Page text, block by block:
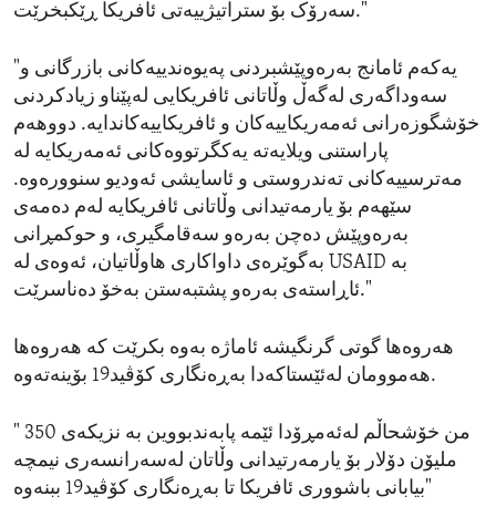
سەرۆک بۆ ستراتیژییەتی ئافریکا ڕێکبخرێت."
"یەکەم ئامانج بەرەوپێشبردنی پەیوەندییەکانی بازرگانی و
سەوداگەری لەگەڵ وڵاتانی ئافریکایی لەپێناو زیادکردنی
خۆشگوزەرانی ئەمەریکاییەکان و ئافریکاییەکاندایە. دووهەم
پاراستنی ویلایەتە یەکگرتووەکانی ئەمەریکایە لە
مەترسییەکانی تەندروستی و ئاسایشی ئەودیو سنوورەوە.
سێهەم بۆ یارمەتیدانی وڵاتانی ئافریکایە لەم دەمەی
بەرەوپێش دەچن بەرەو سەقامگیری، و حوکمڕانی
بەگوێرەی داواکاری هاوڵاتیان، ئەوەی لە USAID بە
ئاڕاستەی بەرەو پشتبەستن بەخۆ دەناسرێت."
هەروەها گوتی گرنگیشە ئاماژە بەوە بکرێت کە هەروەها
هەموومان لەئێستاکەدا بەڕەنگاری کۆڤید19 بۆینەتەوە.
" من خۆشحاڵم لەئەمڕۆدا ئێمە پابەندبووین بە نزیکەی 350
ملیۆن دۆلار بۆ یارمەرتیدانی وڵاتان لەسەرانسەری نیمچە
بیابانی باشووری ئافریکا تا بەڕەنگاری کۆڤید19 ببنەوە"